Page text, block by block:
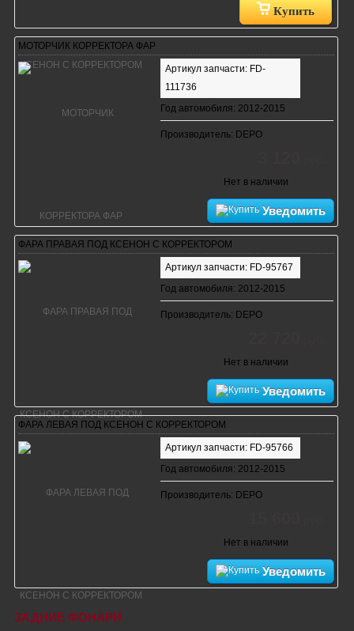
Купить
МОТОРЧИК КОРРЕКТОРА ФАР
Артикул запчасти: FD-
111736
Год автомобиля: 2012-2015
Производитель: DEPO
Нет в наличии
Уведомить
ФАРА ПРАВАЯ ПОД КСЕНОН С КОРРЕКТОРОМ
Артикул запчасти: FD-95767
Год автомобиля: 2012-2015
Производитель: DEPO
Нет в наличии
Уведомить
ФАРА ЛЕВАЯ ПОД КСЕНОН С КОРРЕКТОРОМ
Артикул запчасти: FD-95766
Год автомобиля: 2012-2015
Производитель: DEPO
Нет в наличии
Уведомить
ЗАДНИЕ ФОНАРИ